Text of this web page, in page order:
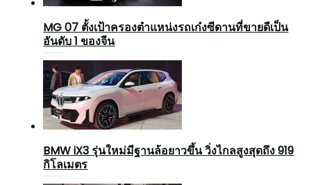
MG 07 ตั้งเป้าครองตำแหน่งรถเก๋งซีดานที่ขายดีเป็น
อันดับ 1 ของจีน
BMW iX3 รุ่นใหม่มีฐานล้อยาวขึ้น วิ่งไกลสูงสุดถึง 919
กิโลเมตร